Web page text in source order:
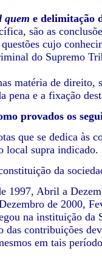
quem e delimitação
são as
cujo
do Supremo
matéria de direito,
pena e a fixação
provados os
que se dedica às
local supra indicado.
da
1997, Abril a
de 2000,
na instituição da
contribuições
em tais